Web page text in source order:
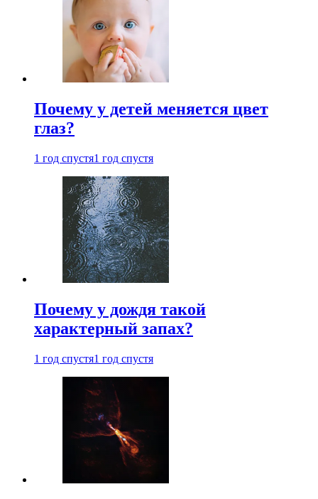
Почему у детей меняется цвет
глаз?
1 год спустя1 год спустя
Почему у дождя такой
характерный запах?
1 год спустя1 год спустя